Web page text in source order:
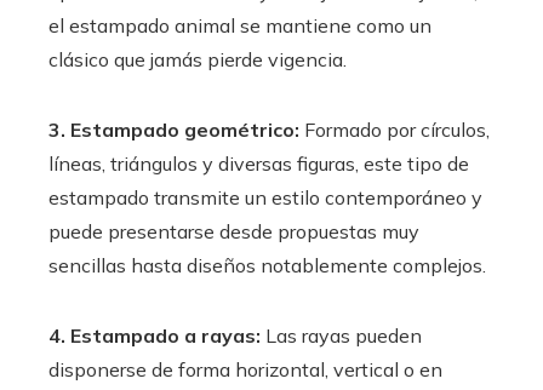
el estampado animal se mantiene como un
clásico que jamás pierde vigencia.
3. Estampado geométrico: Formado por círculos,
líneas, triángulos y diversas figuras, este tipo de
estampado transmite un estilo contemporáneo y
puede presentarse desde propuestas muy
sencillas hasta diseños notablemente complejos.
4. Estampado a rayas: Las rayas pueden
disponerse de forma horizontal, vertical o en